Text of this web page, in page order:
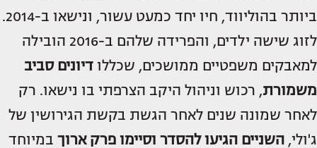
ביותר בהוליווד, חיו יחד כמעט עשור, ונישאו ב-2014.
לזוג שישה ילדים, והפרידה שלהם ב-2016 הובילה
למאבקים משפטיים ממושכים, שכללו דיונים סביב
משמורת, רכוש וניהול היקב הצרפתי בו נישאו. רק
לאחר שמונה שנים לאחר הגשת בקשת הגירושין של
ג'ולי, השניים הגיעו להסדר וסיימו פרק ארוך במיוחד